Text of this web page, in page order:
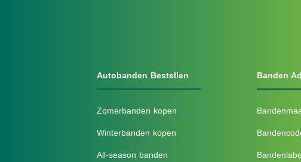
Autobanden Bestellen
Zomerbanden kopen
Winterbanden kopen
All-season banden
Banden